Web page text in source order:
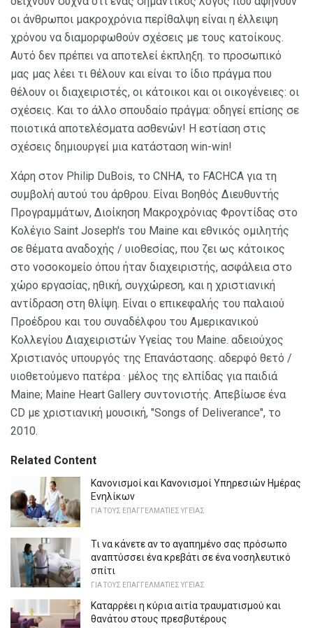
οι άνθρωποι μακροχρόνια περίθαλψη είναι η έλλειψη
χρόνου να διαμορφωθούν σχέσεις με τους κατοίκους.
Αυτό δεν πρέπει να αποτελεί έκπληξη. το προσωπικό
μας μας λέει τι θέλουν και είναι το ίδιο πράγμα που
θέλουν οι διαχειριστές, οι κάτοικοι και οι οικογένειες: οι
σχέσεις. Και το άλλο σπουδαίο πράγμα: οδηγεί επίσης σε
ποιοτικά αποτελέσματα ασθενών! Η εστίαση στις
σχέσεις δημιουργεί μια κατάσταση win-win!
Χάρη στον Philip DuBois, το CNHA, το FACHCA για τη
συμβολή αυτού του άρθρου. Είναι Βοηθός Διευθυντής
Προγραμμάτων, Διοίκηση Μακροχρόνιας Φροντίδας στο
Κολέγιο Saint Joseph's του Maine και εθνικός ομιλητής
σε θέματα αναδοχής / υιοθεσίας, που ζει ως κάτοικος
στο νοσοκομείο όπου ήταν διαχειριστής, ασφάλεια στο
χώρο εργασίας, ηθική, συγχώρεση, και η χριστιανική
αντίδραση στη θλίψη. Είναι ο επικεφαλής του παλαιού
Προέδρου και του συναδέλφου του Αμερικανικού
Κολλεγίου Διαχειριστών Υγείας του Maine. αδειούχος
Χριστιανός υπουργός της Επανάστασης. αδερφό θετό /
υιοθετούμενο πατέρα · μέλος της ελπίδας για παιδιά
Maine; Maine Heart Gallery συντονιστής. Απεβίωσε ένα
CD με χριστιανική μουσική, "Songs of Deliverance", το
2010.
Related Content
Κανονισμοί και Κανονισμοί Υπηρεσιών Ημέρας
Ενηλίκων
ΓΙΑ ΤΟΥΣ ΕΠΑΓΓΕΛΜΑΤΊΕΣ ΥΓΕΊΑΣ
Τι να κάνετε αν το αγαπημένο σας πρόσωπο
αναπτύσσει ένα κρεβάτι σε ένα νοσηλευτικό
σπίτι
ΓΙΑ ΤΟΥΣ ΕΠΑΓΓΕΛΜΑΤΊΕΣ ΥΓΕΊΑΣ
Καταρρέει η κύρια αιτία τραυματισμού και
θανάτου στους πρεσβυτέρους